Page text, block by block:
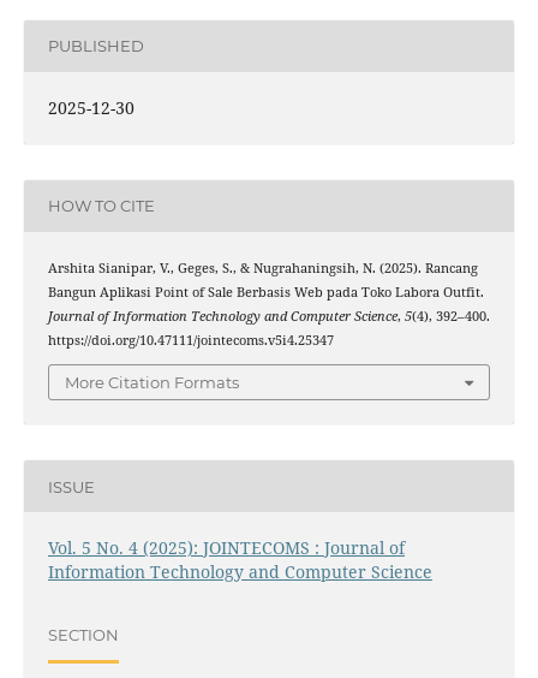
PUBLISHED
2025-12-30
HOW TO CITE
Arshita Sianipar, V., Geges, S., & Nugrahaningsih, N. (2025). Rancang
Bangun Aplikasi Point of Sale Berbasis Web pada Toko Labora Outfit.
Journal of Information Technology and Computer Science, 5(4), 392–400.
https://doi.org/10.47111/jointecoms.v5i4.25347
More Citation Formats
ISSUE
Vol. 5 No. 4 (2025): JOINTECOMS : Journal of
Information Technology and Computer Science
SECTION